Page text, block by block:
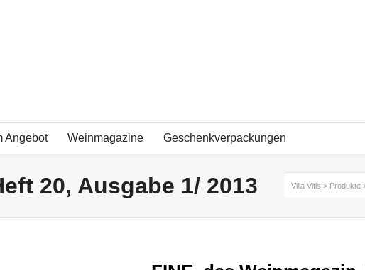
Angebot Weinmagazine Geschenkverpackungen
20, Ausgabe 1/ 2013 Villa Vitis > Produkte